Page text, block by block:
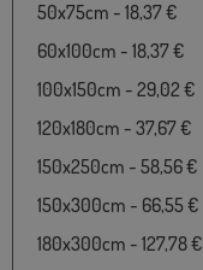
50x75cm - 18,37 €
60x100cm - 18,37 €
100x150cm - 29,02 €
120x180cm - 37,67 €
150x250cm - 58,56 €
150x300cm - 66,55 €
180x300cm - 127,78 €